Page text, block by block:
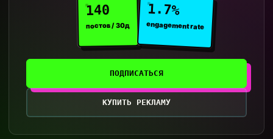
140
постов / 30д
1.7%
engagement rate
ПОДПИСАТЬСЯ
КУПИТЬ РЕКЛАМУ